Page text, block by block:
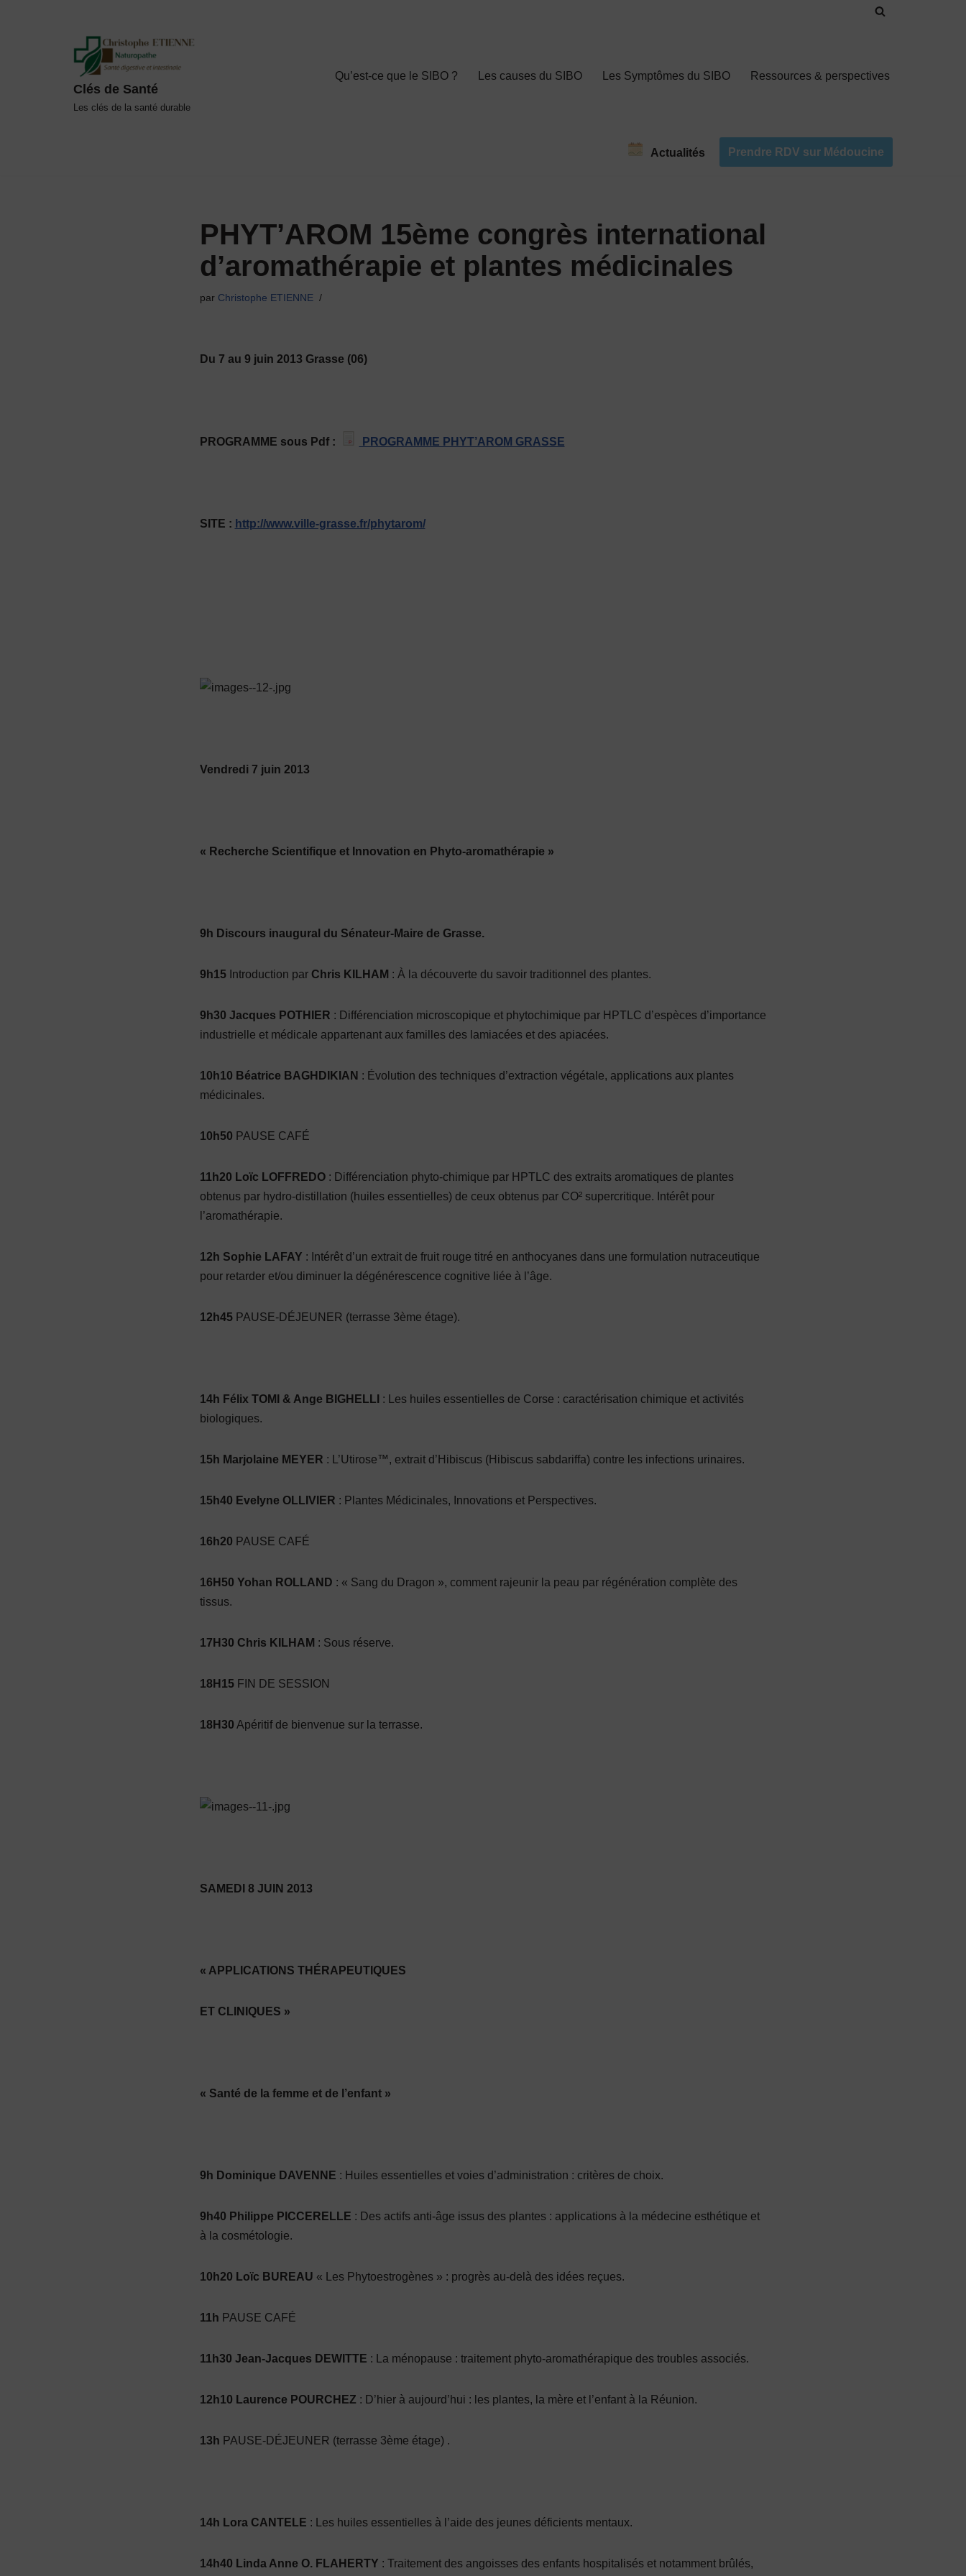
Clés de Santé
Les clés de la santé durable
Qu’est-ce que le SIBO ? Les causes du SIBO Les Symptômes du SIBO Ressources & perspectives
Actualités Prendre RDV sur Médoucine
PHYT’AROM 15ème congrès international
d’aromathérapie et plantes médicinales
par Christophe ETIENNE
Du 7 au 9 juin 2013 Grasse (06)
PROGRAMME sous Pdf : PROGRAMME PHYT’AROM GRASSE
SITE : http://www.ville-grasse.fr/phytarom/
Vendredi 7 juin 2013
« Recherche Scientifique et Innovation en Phyto-aromathérapie »
9h Discours inaugural du Sénateur-Maire de Grasse.
9h15Introduction par Chris KILHAM : À la dé­couverte du savoir traditionnel des plantes.
9h30 Jacques POTHIER : Différenciation microscopique et phytochimique par HPTLC d’espèces d’importance
indus­trielle et médicale appartenant aux familles des lamiacées et des apiacées.
10h10 Béatrice BAGHDIKIAN : Évolution des techniques d’extraction végétale, applications aux plantes
médicinales.
10h50 PAUSE CAFÉ
11h20 Loïc LOFFREDO: Différenciation phyto-chimique par HPTLC des extraits aromatiques de plantes
obtenus par hydro-distillation (huiles essentielles) de ceux obtenus par CO² supercritique. Intérêt pour
l’aromathérapie.
12h Sophie LAFAY : Intérêt d’un extrait de fruit rouge titré en anthocyanes dans une formulation nutraceutique
pour retarder et/ou diminuer la dégénéres­cence cognitive liée à l’âge.
12h45PAUSE-DÉJEUNER (terrasse 3ème étage).
14h Félix TOMI & Ange BIGHELLI : Les huiles essentielles de Corse : caractérisation chimique et activités
biologiques.
15h Marjolaine MEYER : L’Utirose™, extrait d’Hibiscus (Hibiscus sabdariffa) contre les infections urinaires.
15h40 Evelyne OLLIVIER : Plantes Médicinales, Innovations et Perspectives.
16h20 PAUSE CAFÉ
16H50 Yohan ROLLAND : « Sang du Dragon », comment rajeunir la peau par régéné­ration complète des
tissus.
17H30 Chris KILHAM : Sous réserve.
18H15FIN DE SESSION
18H30 Apéritif de bienvenue sur la terrasse.
SAMEDI 8 JUIN 2013
« APPLICATIONS THÉRAPEUTIQUES
ET CLINIQUES »
« Santé de la femme et de l’enfant »
9h Dominique DAVENNE : Huiles essen­tielles et voies d’administration : critères de choix.
9h40 Philippe PICCERELLE : Des actifs anti-âge issus des plantes : applications à la médecine esthétique et
à la cosmétologie.
10h20 Loïc BUREAU « Les Phytoestrogènes » : progrès au-delà des idées reçues.
11h PAUSE CAFÉ
11h30 Jean-Jacques DEWITTE : La ménopause : traitement phyto-aromathérapique des troubles associés.
12h10 Laurence POURCHEZ : D’hier à au­jourd’hui : les plantes, la mère et l’enfant à la Réunion.
13h PAUSE-DÉJEUNER (terrasse 3ème étage) .
14h Lora CANTELE : Les huiles essentielles à l’aide des jeunes déficients mentaux.
14h40 Linda Anne O. FLAHERTY : Traitement des angoisses des enfants hospitalisés et notamment brûlés,